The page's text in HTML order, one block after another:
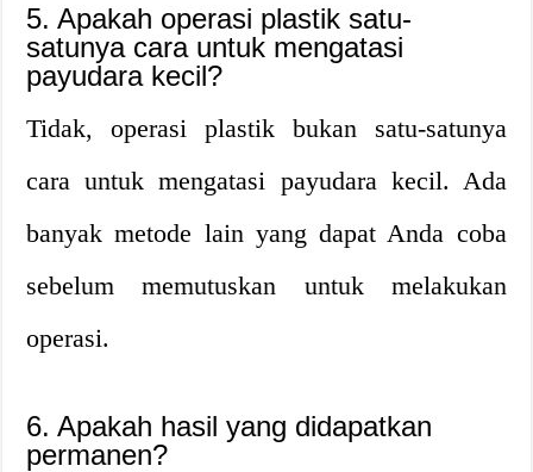
5. Apakah operasi plastik satu-
satunya cara untuk mengatasi
payudara kecil?
Tidak, operasi plastik bukan satu-satunya
cara untuk mengatasi payudara kecil. Ada
banyak metode lain yang dapat Anda coba
sebelum memutuskan untuk melakukan
operasi.
6. Apakah hasil yang didapatkan
permanen?